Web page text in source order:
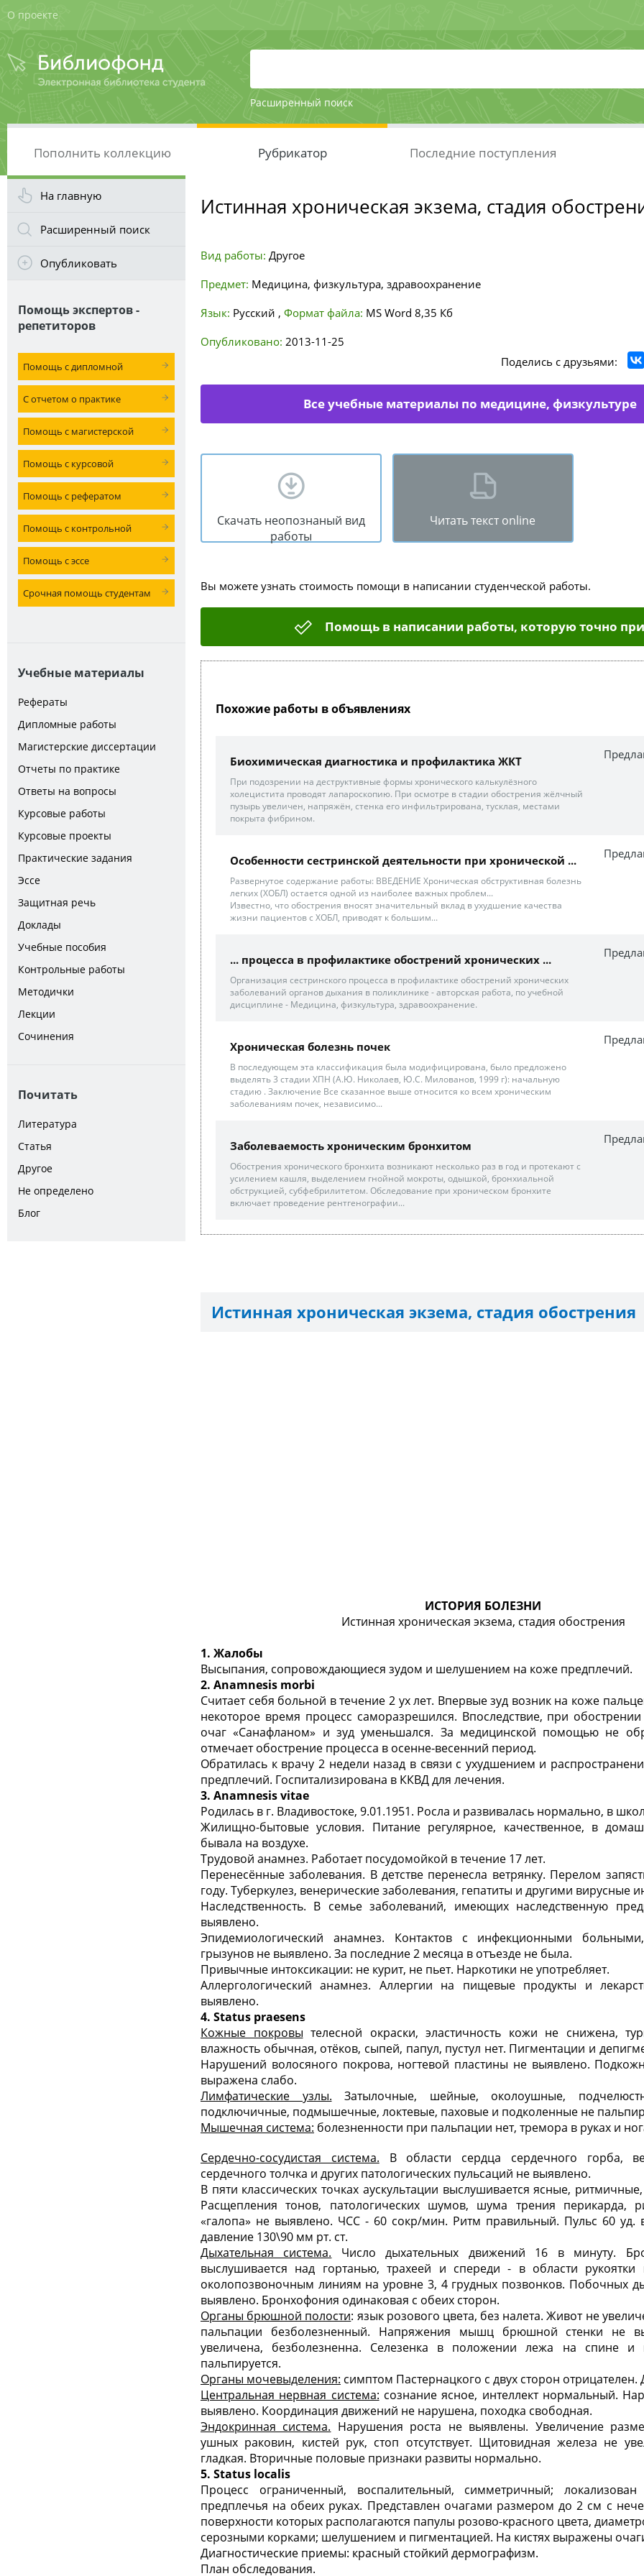
О проекте
Расширенный поиск
Пополнить коллекцию Рубрикатор Последние поступления
На главную
Расширенный поиск
Опубликовать
Помощь экспертов -
репетиторов
Помощь с дипломной
С отчетом о практике
Помощь с магистерской
Помощь с курсовой
Помощь с рефератом
Помощь с контрольной
Помощь с эссе
Срочная помощь студентам
Учебные материалы
Рефераты
Дипломные работы
Магистерские диссертации
Отчеты по практике
Ответы на вопросы
Курсовые работы
Курсовые проекты
Практические задания
Эссе
Защитная речь
Доклады
Учебные пособия
Контрольные работы
Методички
Лекции
Сочинения
Почитать
Литература
Статья
Другое
Не определено
Блог
Истинная хроническая экзема, стадия
Вид работы: Другое
Предмет: Медицина, физкультура, здравоохранение
Язык: Русский , Формат файла: MS Word 8,35 Кб
Опубликовано: 2013-11-25
Поделись с друзьями:
Все учебные материалы по медицине, физкультуре
Скачать неопознаный вид
работы
Читать текст online
Вы можете узнать стоимость помощи в написании студенческой работы.
Помощь в написании работы, которую точно
Похожие работы в объявлениях
Биохимическая диагностика и профилактика ЖКТ
При подозрении на деструктивные формы хронического калькулёзного
холецистита проводят лапароскопию. При осмотре в стадии обострения жёлчный
пузырь увеличен, напряжён, стенка его инфильтрирована, тусклая, местами
покрыта фибрином.
Особенности сестринской деятельности при хронической ...
Развернутое содержание работы: ВВЕДЕНИЕ Хроническая обструктивная болезнь
легких (ХОБЛ) остается одной из наиболее важных проблем...
Известно, что обострения вносят значительный вклад в ухудшение качества
жизни пациентов с ХОБЛ, приводят к большим...
... процесса в профилактике обострений хронических ...
Организация сестринского процесса в профилактике обострений хронических
заболеваний органов дыхания в поликлинике - авторская работа, по учебной
дисциплине - Медицина, физкультура, здравоохранение.
Хроническая болезнь почек
В последующем эта классификация была модифицирована, было предложено
выделять 3 стадии ХПН (А.Ю. Николаев, Ю.С. Милованов, 1999 г): начальную
стадию . Заключение Все сказанное выше относится ко всем хроническим
заболеваниям почек, независимо...
Заболеваемость хроническим бронхитом
Обострения хронического бронхита возникают несколько раз в год и протекают с
усилением кашля, выделением гнойной мокроты, одышкой, бронхиальной
обструкцией, субфебрилитетом. Обследование при хроническом бронхите
включает проведение рентгенографии...
Истинная хроническая экзема, стадия обострения
ИСТОРИЯ БОЛЕЗНИ
Истинная хроническая экзема, стадия обострения
1. Жалобы
Высыпания, сопровождающиеся зудом и шелушением на коже предплечий.
2. Аnamnesis morbi
Считает себя больной в течение 2 ух лет. Впервые зуд возник на коже
некоторое время процесс саморазрешился. Впоследствие, при
очаг «Санафланом» и зуд уменьшался. За медицинской помощью не
отмечает обострение процесса в осенне-весенний период.
Обратилась к врачу 2 недели назад в связи с ухудшением и
предплечий. Госпитализирована в ККВД для лечения.
3. Аnamnesis vitae
Родилась в г. Владивостоке, 9.01.1951. Росла и развивалась нормально, в
Жилищно-бытовые условия. Питание регулярное, качественное, в
бывала на воздухе.
Трудовой анамнез. Работает посудомойкой в течение 17 лет.
Перенесённые заболевания. В детстве перенесла ветрянку. Перелом
году. Туберкулез, венерические заболевания, гепатиты и другими вирусные
Наследственность. В семье заболеваний, имеющих наследственную
выявлено.
Эпидемиологический анамнез. Контактов с инфекционными
грызунов не выявлено. За последние 2 месяца в отъезде не была.
Привычные интоксикации: не курит, не пьет. Наркотики не употребляет.
Аллергологический анамнез. Аллергии на пищевые продукты и
выявлено.
4. Status praesens
Кожные покровы телесной окраски, эластичность кожи не снижена,
влажность обычная, отёков, сыпей, папул, пустул нет. Пигментации и
Нарушений волосяного покрова, ногтевой пластины не выявлено.
выражена слабо.
Лимфатические узлы. Затылочные, шейные, околоушные,
подключичные, подмышечные, локтевые, паховые и подколенные не
Мышечная система: болезненности при пальпации нет, тремора в руках и
Сердечно-сосудистая система. В области сердца сердечного горба,
сердечного толчка и других патологических пульсаций не выявлено.
В пяти классических точках аускультации выслушивается ясные,
Расщепления тонов, патологических шумов, шума трения перикарда,
«галопа» не выявлено. ЧСС - 60 сокр/мин. Ритм правильный. Пульс 60 уд.
давление 130\90 мм рт. ст.
Дыхательная система. Число дыхательных движений 16 в минуту.
выслушивается над гортанью, трахеей и спереди - в области
околопозвоночным линиям на уровне 3, 4 грудных позвонков. Побочных
выявлено. Бронхофония одинаковая с обеих сторон.
Органы брюшной полости: язык розового цвета, без налета. Живот не
пальпации безболезненный. Напряжения мышц брюшной стенки не
увеличена, безболезненна. Селезенка в положении лежа на спине
пальпируется.
Органы мочевыделения: симптом Пастернацкого с двух сторон
Центральная нервная система: сознание ясное, интеллект нормальный.
выявлено. Координация движений не нарушена, походка свободная.
Эндокринная система. Нарушения роста не выявлены. Увеличение
ушных раковин, кистей рук, стоп отсутствует. Щитовидная железа не
гладкая. Вторичные половые признаки развиты нормально.
5. Status localis
Процесс ограниченный, воспалительный, симметричный;
предплечья на обеих руках. Представлен очагами размером до 2 см с
поверхности которых располагаются папулы розово-красного цвета,
серозными корками; шелушением и пигментацией. На кистях выражены
Диагностические приемы: красный стойкий дермографизм.
План обследования.